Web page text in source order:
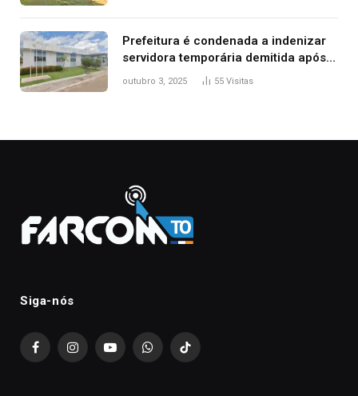
Prefeitura é condenada a indenizar
servidora temporária demitida após
nascimento da filha
outubro 3, 2025 55 Visitas
Siga-nós
FacebookInstagramYouTubeWhatsAppTikTok